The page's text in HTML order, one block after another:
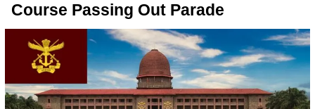
Course Passing Out Parade